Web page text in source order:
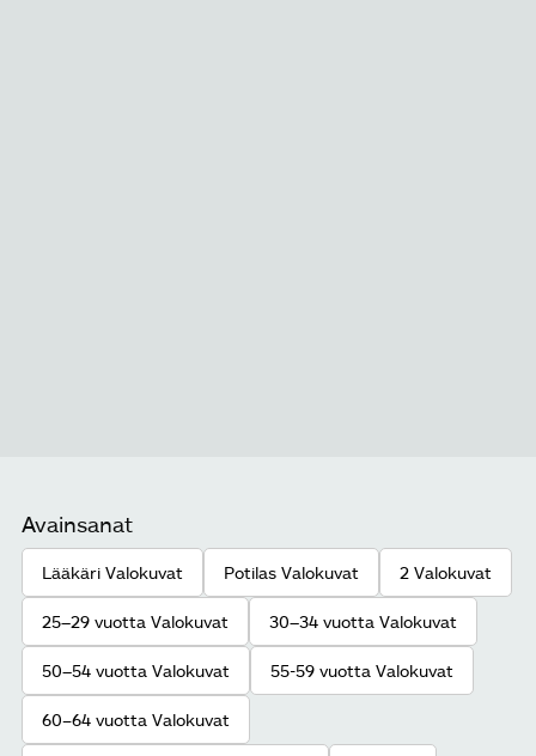
Avainsanat
Lääkäri Valokuvat Potilas Valokuvat 2 Valokuvat
25−29 vuotta Valokuvat 30−34 vuotta Valokuvat
50−54 vuotta Valokuvat 55-59 vuotta Valokuvat
60–64 vuotta Valokuvat